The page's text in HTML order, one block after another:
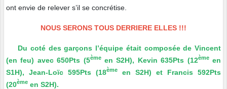
ont envie de relever s’il se concrétise.
NOUS SERONS TOUS DERRIERE ELLES !!!
Du coté des garçons l’équipe était composée de Vincent
(en feu) avec 650Pts (5èmeen S2H), Kevin 635Pts (12èmeen
S1H), Jean-Loïc 595Pts (18ème
en S2H) et Francis 592Pts
(20ème en S2H).